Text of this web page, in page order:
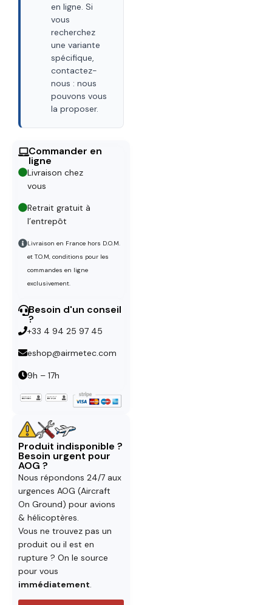
en ligne. Si
vous
recherchez
une variante
spécifique,
contactez-
nous : nous
pouvons vous
la proposer.
Commander en
ligne
Livraison chez
vous
Retrait gratuit à
l’entrepôt
Livraison en France hors D.O.M.
et T.O.M, conditions pour les
commandes en ligne
exclusivement.
Besoin d'un conseil
?
+33 4 94 25 97 45
eshop@airmetec.com
9h – 17h
Produit indisponible ?
Besoin urgent pour
AOG ?
Nous répondons 24/7 aux
urgences AOG (Aircraft
On Ground) pour avions
& hélicoptères.
Vous ne trouvez pas un
produit ou il est en
rupture ? On le source
pour vous
immédiatement.